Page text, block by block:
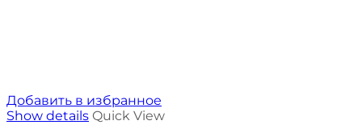
Добавить в избранное
Show details Quick View